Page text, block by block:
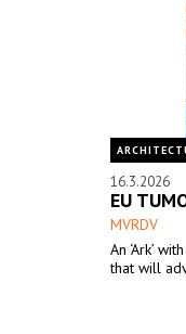
16.3.2026
EU
MVRDV
An ‘Ark’
that will